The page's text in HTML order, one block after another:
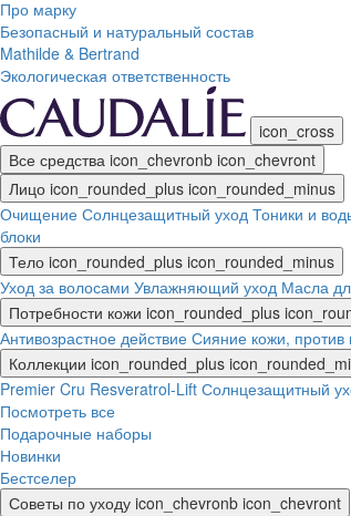
Про марку
Безопасный и натуральный состав
Mathilde & Bertrand
Экологическая ответственность
icon_cross
Все средства icon_chevronb icon_chevront
Лицо icon_rounded_plus icon_rounded_minus
Очищение Солнцезащитный уход Тоники и
блоки
Тело icon_rounded_plus icon_rounded_minus
Уход за волосами Увлажняющий уход Масла
Потребности кожи icon_rounded_plus
Антивозрастное действие Сияние кожи, против
Коллекции icon_rounded_plus
Premier Cru Resveratrol-Lift Солнцезащитный
Посмотреть все
Подарочные наборы
Новинки
Бестселер
Советы по уходу icon_chevronb icon_chevront